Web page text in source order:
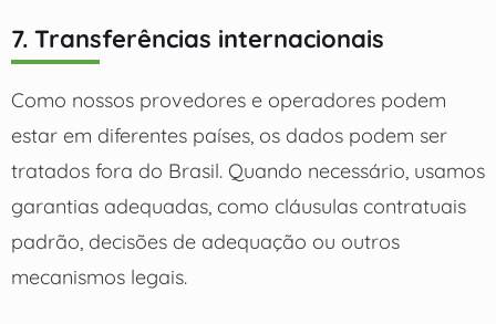
7. Transferências internacionais
Como nossos provedores e operadores podem
estar em diferentes países, os dados podem ser
tratados fora do Brasil. Quando necessário, usamos
garantias adequadas, como cláusulas contratuais
padrão, decisões de adequação ou outros
mecanismos legais.